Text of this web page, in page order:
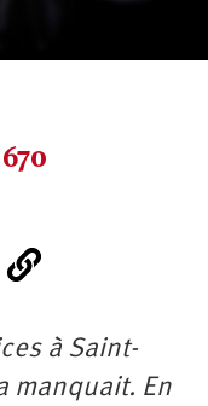
à Saint-
manquait. En